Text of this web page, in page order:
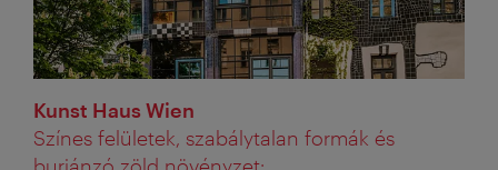
Kunst Haus Wien
Színes felületek, szabálytalan formák és